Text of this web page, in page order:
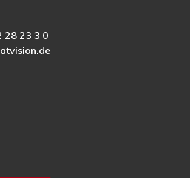
28 23 3 0